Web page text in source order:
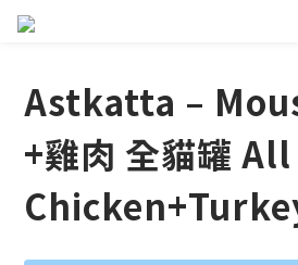
Astkatta –
+雞肉 全貓罐